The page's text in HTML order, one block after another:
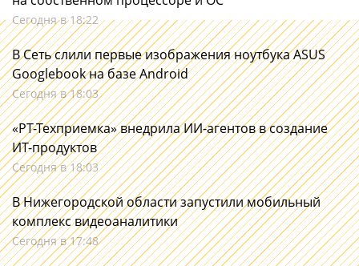
Сегодня в 18:22
В Сеть слили первые изображения ноутбука ASUS
Googlebook на базе Android
Сегодня в 18:03
«РТ-Техприемка» внедрила ИИ-агентов в создание
ИТ-продуктов
Сегодня в 18:03
В Нижегородской области запустили мобильный
комплекс видеоаналитики
Сегодня в 17:48